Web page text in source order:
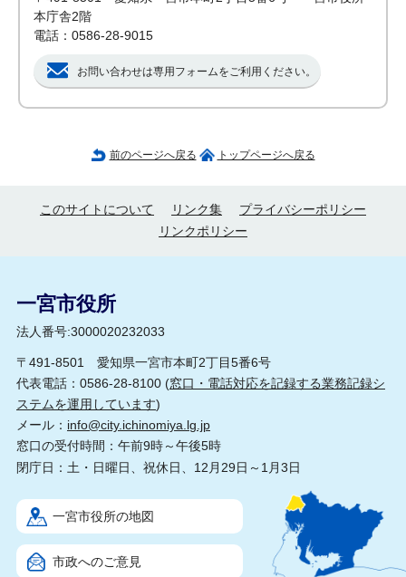
本庁舎2階
電話：0586-28-9015
お問い合わせは専用フォームをご利用ください。
前のページへ戻る トップページへ戻る
このサイトについて リンク集
プライバシーポリシー
リンクポリシー
一宮市役所
法人番号:3000020232033
〒491-8501 愛知県一宮市本町2丁目5番6号
代表電話：0586-28-8100 (窓口・電話対応を記録する業務記録シ
ステムを運用しています)
メール： info@city.ichinomiya.lg.jp
窓口の受付時間：午前9時～午後5時
閉庁日：土・日曜日、祝休日、12月29日～1月3日
一宮市役所の地図
市政へのご意見